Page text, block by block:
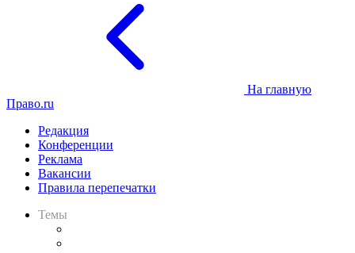
На главную
Право.ru
Редакция
Конференции
Реклама
Вакансии
Правила перепечатки
Темы